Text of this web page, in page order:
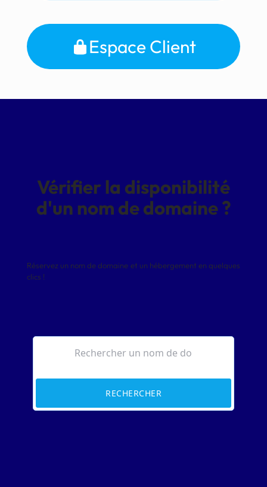
Espace Client
Vérifier la disponibilité
d'un nom de domaine ?
Réservez un nom de domaine et un hébergement en quelques
clics !
RECHERCHER